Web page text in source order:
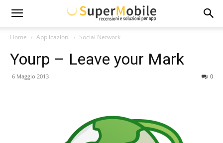
Super
Mobile
Home Applicazioni Social Network
Yourp – Leave your Mark
6 Maggio 2013 0